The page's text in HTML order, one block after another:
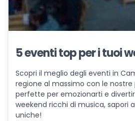
5 eventi top per i tuoi
Scopri il meglio degli eventi in
regione al massimo con le
perfette per emozionarti e
weekend ricchi di musica, sapori
uniche!